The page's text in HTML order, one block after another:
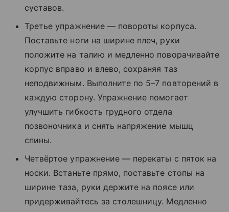
суставов.
Третье упражнение — повороты корпуса.
Поставьте ноги на ширине плеч, руки
положите на талию и медленно поворачивайте
корпус вправо и влево, сохраняя таз
неподвижным. Выполните по 5–7 повторений в
каждую сторону. Упражнение помогает
улучшить гибкость грудного отдела
позвоночника и снять напряжение мышц
спины.
Четвёртое упражнение — перекаты с пяток на
носки. Встаньте прямо, поставьте стопы на
ширине таза, руки держите на поясе или
придерживайтесь за столешницу. Медленно